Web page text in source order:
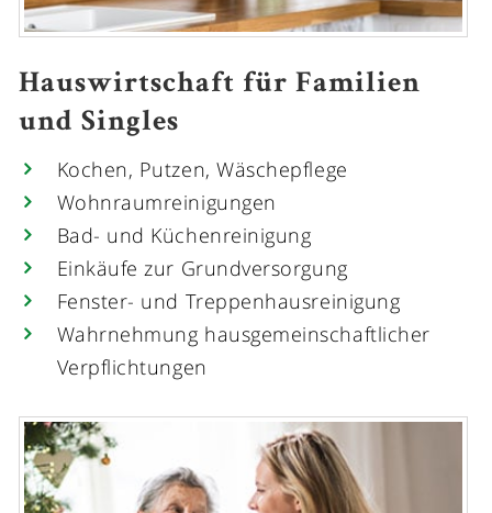
Hauswirtschaft für Familien
und Singles
Kochen, Putzen, Wäschepflege
Wohnraumreinigungen
Bad- und Küchenreinigung
Einkäufe zur Grundversorgung
Fenster- und Treppenhausreinigung
Wahrnehmung hausgemeinschaftlicher
Verpflichtungen